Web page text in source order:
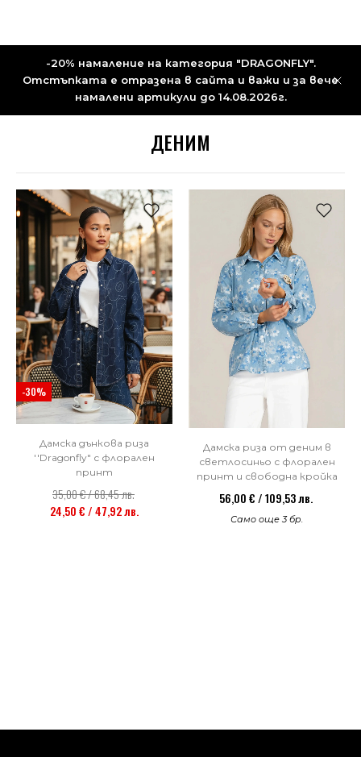
-20% намаление на категория "DRAGONFLY".
Отстъпката е отразена в сайта и важи и за вече
намалени артикули до 14.08.2026г.
ДЕНИМ
-30%
Дамска дънкова риза
''Dragonfly" с флорален
принт
35,00 € / 68,45 лв.
24,50 € / 47,92 лв.
Дамска риза от деним в
светлосиньо с флорален
принт и свободна кройка
56,00 € / 109,53 лв.
Само още 3 бр.